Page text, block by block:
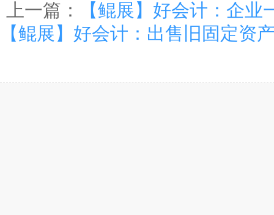
上一篇：
【鲲展】好会计：企业
【鲲展】好会计：出售旧固定资